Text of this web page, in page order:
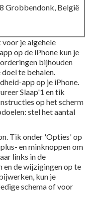
Grobbendonk, België
je algehele
op de iPhone kun je
bijhouden
te behalen.
app op je iPhone.
Slaap'1 en tik
op het scherm
stel het aantal
Tik onder 'Opties' op
en minknoppen om
links in de
en de wijzigingen op te
kun je
schema of voor